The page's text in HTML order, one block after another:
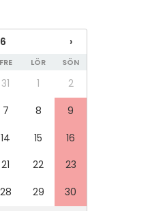
›
FRE LÖR SÖN
31 1
2
7 8
9
14 15
16
21 22
23
28 29
30